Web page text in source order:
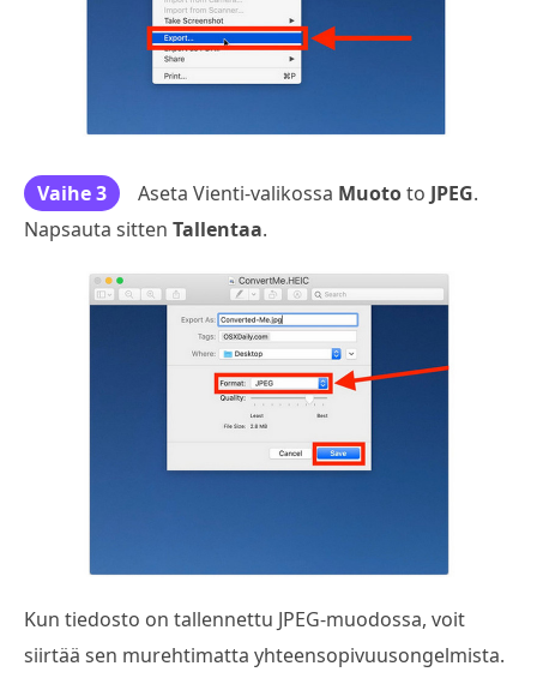
Vaihe 3 Aseta Vienti-valikossa Muototo JPEG.
Napsauta sitten Tallentaa.
Kun tiedosto on tallennettu JPEG-muodossa, voit
siirtää sen murehtimatta yhteensopivuusongelmista.